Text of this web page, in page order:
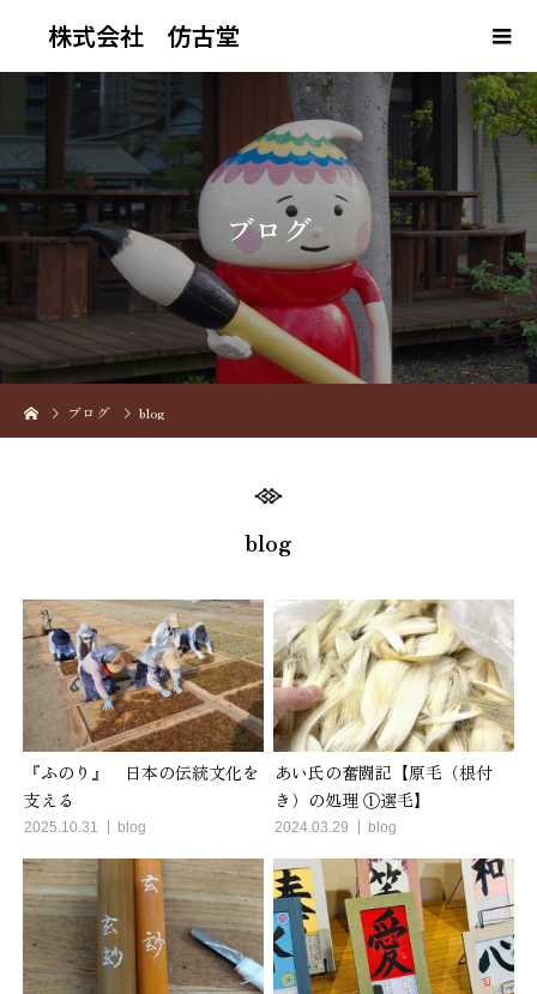
株式会社 仿古堂
ブロ グ
ブログ blog
blog
『ふのり』 日本の伝統文化を
支える
2025.10.31 blog
あい氏の奮闘記【原毛（根付
き）の処理 ①選毛】
2024.03.29 blog